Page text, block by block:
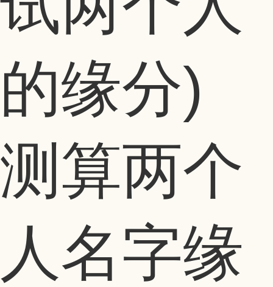
测算两个
人名字缘